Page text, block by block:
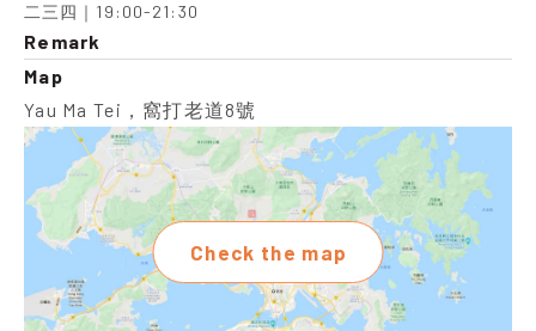
二三四｜19:00-21:30
Remark
Map
Yau Ma Tei，窩打老道8號
Check the map